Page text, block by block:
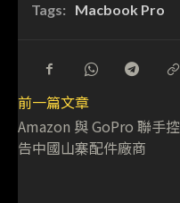
Tags: Macbook Pro
前一篇文章
Amazon 與 GoPro 聯手控
告中國山寨配件廠商